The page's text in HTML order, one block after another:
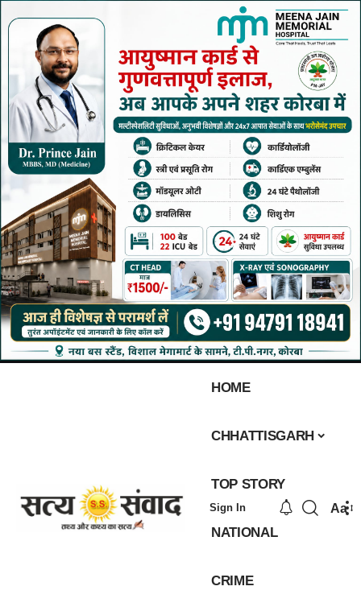
HOME
CHHATTISGARH
TOP STORY
NATIONAL
CRIME
Sign In Aa